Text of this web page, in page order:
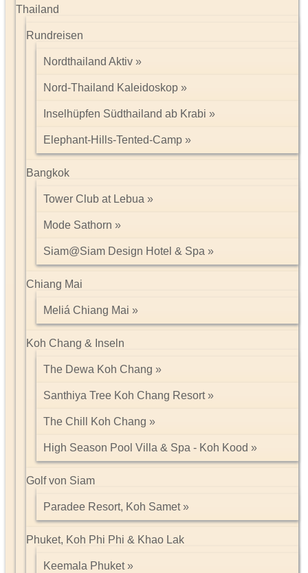
Thailand
Rundreisen
Nordthailand Aktiv
Nord-Thailand Kaleidoskop
Inselhüpfen Südthailand ab Krabi
Elephant-Hills-Tented-Camp
Bangkok
Tower Club at Lebua
Mode Sathorn
Siam@Siam Design Hotel & Spa
Chiang Mai
Meliá Chiang Mai
Koh Chang & Inseln
The Dewa Koh Chang
Santhiya Tree Koh Chang Resort
The Chill Koh Chang
High Season Pool Villa & Spa - Koh Kood
Golf von Siam
Paradee Resort, Koh Samet
Phuket, Koh Phi Phi & Khao Lak
Keemala Phuket